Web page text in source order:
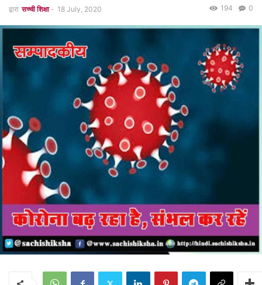
द्वारा सच्ची शिक्षा - 18 July, 2020 0
194